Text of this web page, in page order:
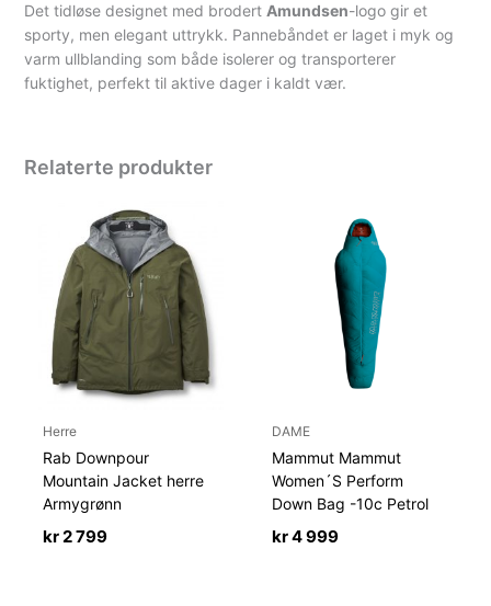
Det tidløse designet med brodert Amundsen-logo gir et
sporty, men elegant uttrykk. Pannebåndet er laget i myk og
varm ullblanding som både isolerer og transporterer
fuktighet, perfekt til aktive dager i kaldt vær.
Relaterte produkter
Herre
Rab Downpour
Mountain Jacket herre
Armygrønn
kr2 799
DAME
Mammut Mammut
Women´S Perform
Down Bag -10c Petrol
kr4 999